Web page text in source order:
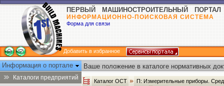
ПЕРВЫЙ МАШИНОСТРОИТЕЛЬНЫЙ ПОРТАЛ
ИНФОРМАЦИОННО-ПОИСКОВАЯ СИСТЕМА
Форма для связи
Добавить в избранное
Информация о портале
Каталоги предприятий
Ваше положение в каталоге нормативных
Каталог ОСТ П: Измерительные приборы.